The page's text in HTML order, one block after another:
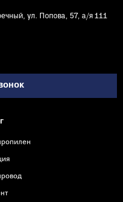
ул. Попова, 57, а/я 111